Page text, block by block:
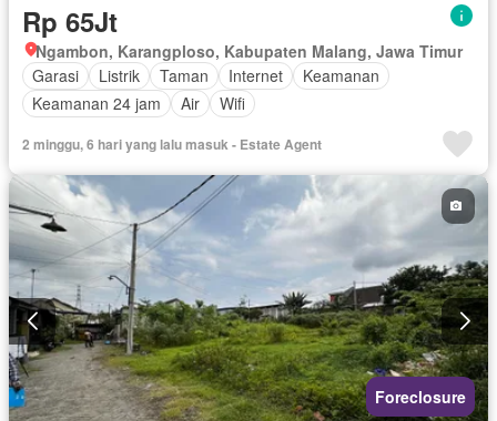
Rp 65Jt
Ngambon, Karangploso, Kabupaten Malang, Jawa Timur
Garasi
Listrik Taman Internet
Keamanan
Keamanan 24 jam
Air Wifi
2 minggu, 6 hari yang lalu masuk - Estate Agent
Foreclosure